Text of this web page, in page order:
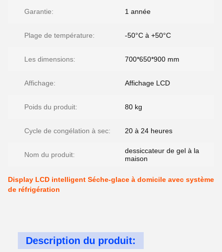
Garantie: 1 année
Plage de température: -50°C à +50°C
Les dimensions: 700*650*900 mm
Affichage: Affichage LCD
Poids du produit: 80 kg
Cycle de congélation à sec: 20 à 24 heures
Nom du produit:
dessiccateur de gel à la
maison
Display LCD intelligent Séche-glace à domicile avec système
de réfrigération
Description du produit: